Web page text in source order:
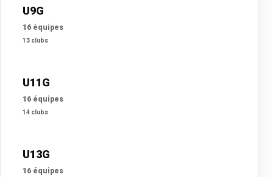
U9G
16 équipes
13 clubs
U11G
16 équipes
14 clubs
U13G
16 équipes